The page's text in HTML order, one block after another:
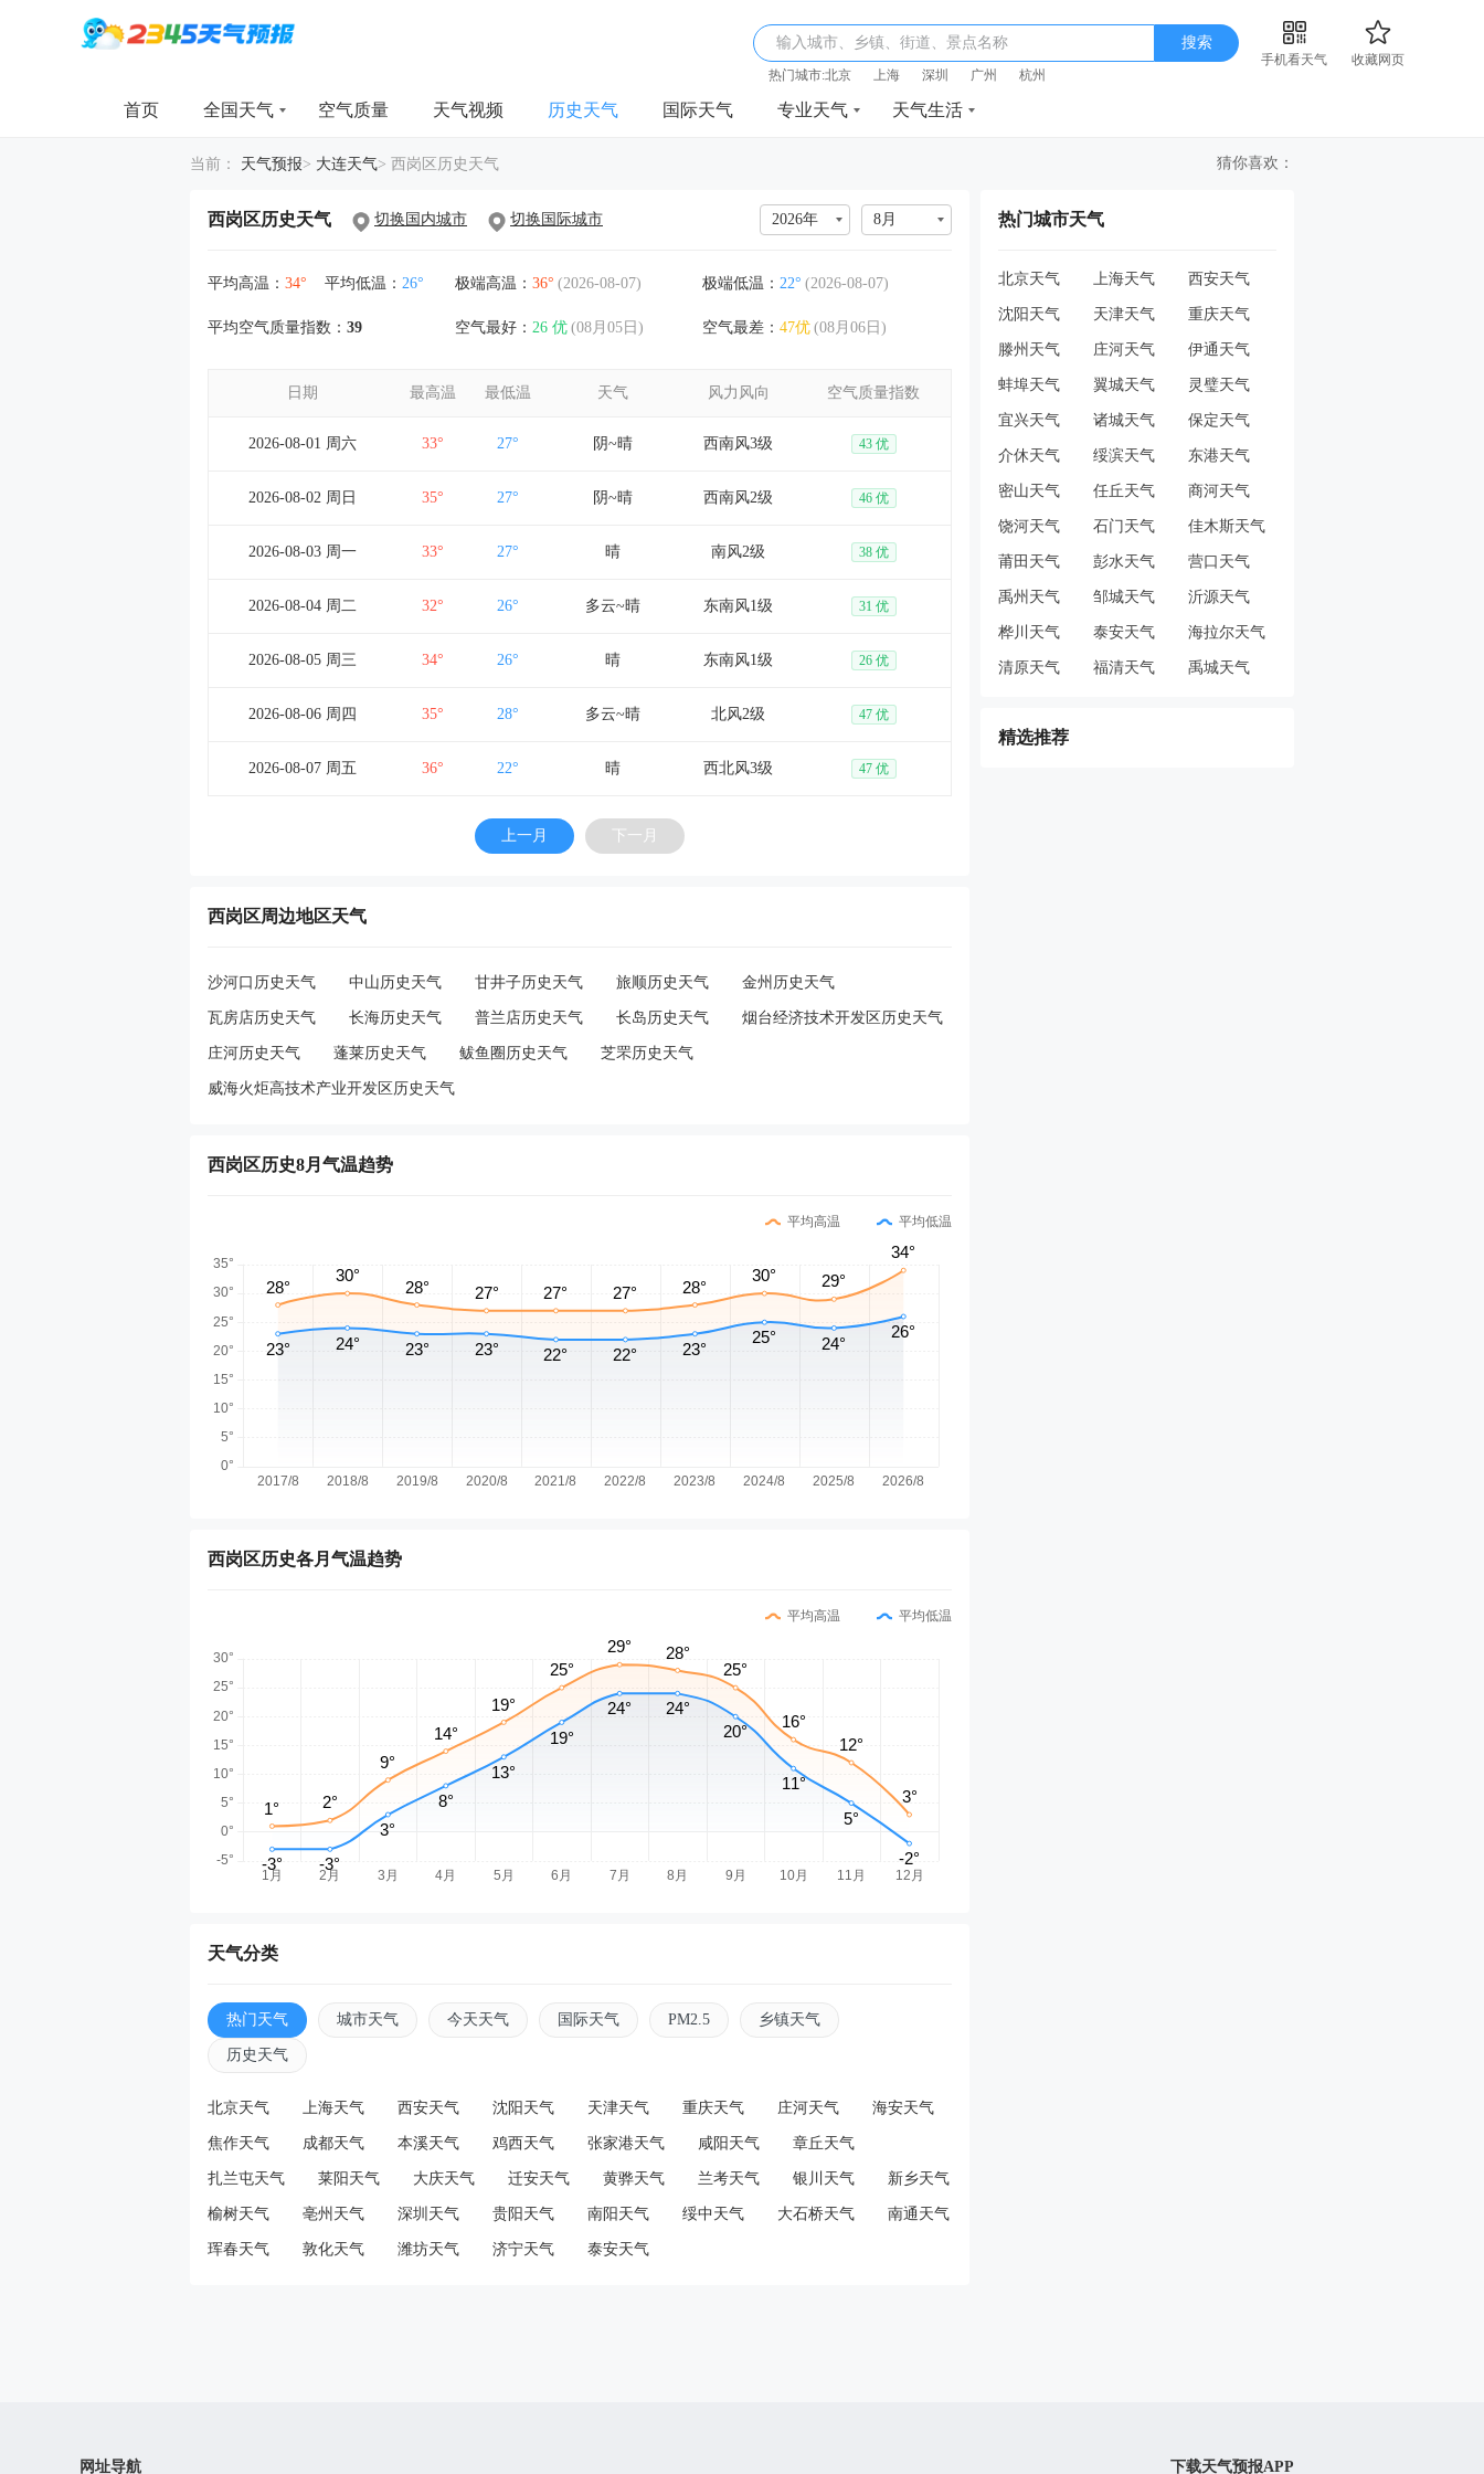
输入城市、乡镇、街道、景点名称 搜索
手机看天气
收藏网页
热门城市:北京 上海 深圳 广州 杭州
首页 全国天气 空气质量 天气视频 历史天气 国际天气 专业天气 天气生活
当前： 天气预报> 大连天气> 西岗区历史天气 猜你喜欢：
西岗区历史天气 切换国内城市 切换国际城市 2026年 8月
平均高温： 34° 平均低温： 26° 极端高温： 36° (2026-08-07) 极端低温： 22° (2026-08-07)
平均空气质量指数： 39 空气最好： 26 优 (08月05日) 空气最差： 47优 (08月06日)
日期 最高温 最低温 天气 风力风向 空气质量指数
2026-08-01 周六 33° 27° 阴~晴 西南风3级 43 优
2026-08-02 周日 35° 27° 阴~晴 西南风2级 46 优
2026-08-03 周一 33° 27° 晴 南风2级 38 优
2026-08-04 周二 32° 26° 多云~晴 东南风1级 31 优
2026-08-05 周三 34° 26° 晴 东南风1级 26 优
2026-08-06 周四 35° 28° 多云~晴 北风2级 47 优
2026-08-07 周五 36° 22° 晴 西北风3级 47 优
上一月 下一月
西岗区周边地区天气
沙河口历史天气 中山历史天气 甘井子历史天气 旅顺历史天气 金州历史天气
瓦房店历史天气 长海历史天气 普兰店历史天气 长岛历史天气 烟台经济技术开发区历史天气
庄河历史天气 蓬莱历史天气 鲅鱼圈历史天气 芝罘历史天气
威海火炬高技术产业开发区历史天气
西岗区历史8月气温趋势
平均高温 平均低温
西岗区历史各月气温趋势
平均高温 平均低温
天气分类
热门天气 城市天气 今天天气 国际天气 PM2.5 乡镇天气
历史天气
北京天气 上海天气 西安天气 沈阳天气 天津天气 重庆天气 庄河天气 海安天气
焦作天气 成都天气 本溪天气 鸡西天气 张家港天气 咸阳天气 章丘天气
扎兰屯天气 莱阳天气 大庆天气 迁安天气 黄骅天气 兰考天气 银川天气 新乡天气
榆树天气 亳州天气 深圳天气 贵阳天气 南阳天气 绥中天气 大石桥天气 南通天气
珲春天气 敦化天气 潍坊天气 济宁天气 泰安天气
热门城市天气
北京天气 上海天气 西安天气
沈阳天气 天津天气 重庆天气
滕州天气 庄河天气 伊通天气
蚌埠天气 翼城天气 灵璧天气
宜兴天气 诸城天气 保定天气
介休天气 绥滨天气 东港天气
密山天气 任丘天气 商河天气
饶河天气 石门天气 佳木斯天气
莆田天气 彭水天气 营口天气
禹州天气 邹城天气 沂源天气
桦川天气 泰安天气 海拉尔天气
清原天气 福清天气 禹城天气
精选推荐
网址导航 下载天气预报APP